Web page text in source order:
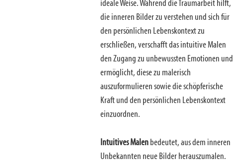
ideale Weise. Während die Traumarbeit hilft,
die inneren Bilder zu verstehen und sich für
den persönlichen Lebenskontext zu
erschließen, verschafft das intuitive Malen
den Zugang zu unbewussten Emotionen und
ermöglicht, diese zu malerisch
auszuformulieren sowie die schöpferische
Kraft und den persönlichen Lebenskontext
einzuordnen.
Intuitives Malenbedeutet, aus dem inneren
Unbekannten neue Bilder herauszumalen.